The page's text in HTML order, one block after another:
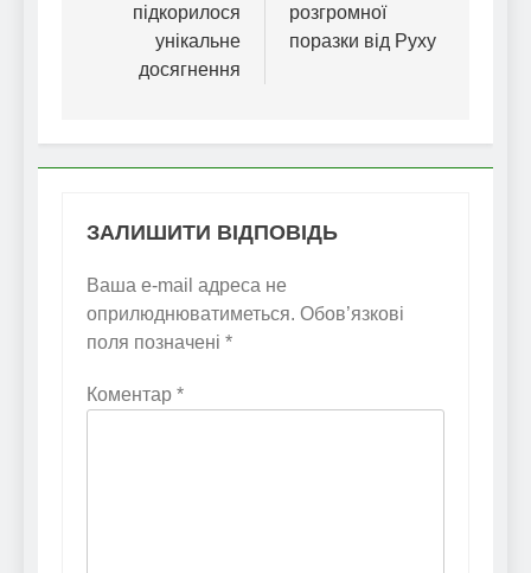
підкорилося
унікальне
досягнення
розгромної
поразки від Руху
ЗАЛИШИТИ ВІДПОВІДЬ
Ваша e-mail адреса не
оприлюднюватиметься. Обов’язкові
поля позначені *
Коментар *